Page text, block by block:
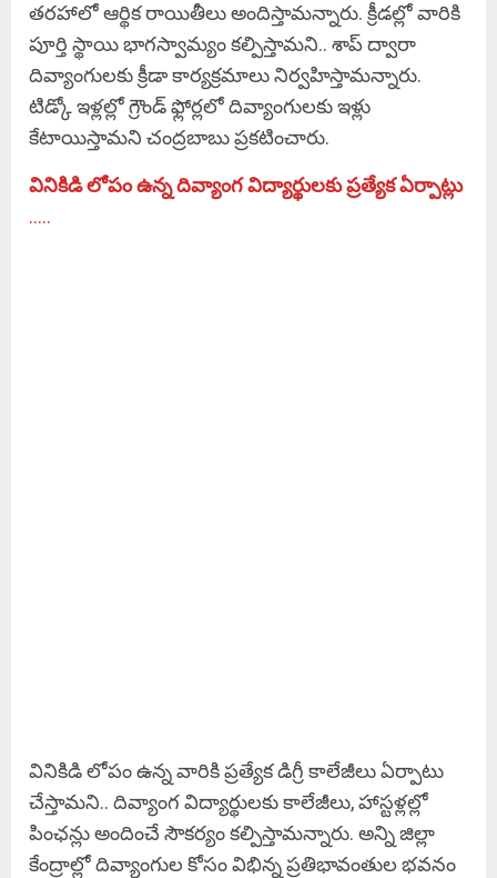
తరహాలో ఆర్థిక రాయితీలు అందిస్తామన్నారు. క్రీడల్లో వారికి
పూర్తి స్థాయి భాగస్వామ్యం కల్పిస్తామని.. శాప్ ద్వారా
దివ్యాంగులకు క్రీడా కార్యక్రమాలు నిర్వహిస్తామన్నారు.
టిడ్కో ఇళ్లల్లో గ్రౌండ్ ఫ్లోర్లలో దివ్యాంగులకు ఇళ్లు
కేటాయిస్తామని చంద్రబాబు ప్రకటించారు.
వినికిడి లోపం ఉన్న దివ్యాంగ విద్యార్థులకు ప్రత్యేక ఏర్పాట్లు
…..
వినికిడి లోపం ఉన్న వారికి ప్రత్యేక డిగ్రీ కాలేజీలు ఏర్పాటు
చేస్తామని.. దివ్యాంగ విద్యార్థులకు కాలేజీలు, హాస్టళ్లల్లో
పింఛన్లు అందించే సౌకర్యం కల్పిస్తామన్నారు. అన్ని జిల్లా
కేంద్రాల్లో దివ్యాంగుల కోసం విభిన్న ప్రతిభావంతుల భవనం